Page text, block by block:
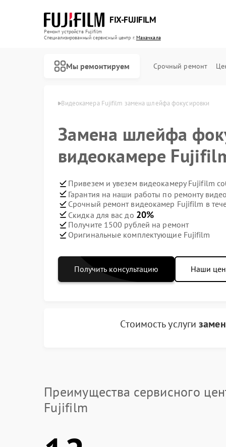
FIX-FUJIFILM
Ремонт устройств Fujifilm
Специализированный cервисный центр г.Махачкала
Мы ремонтируем Срочный ремонт
Видеокамера Fujifilm замена шлейфа фокусировки
Замена шлейфа
видеокамере
Привезем и увезем видеокамеру Fujifilm
Гарантия на наши работы по ремонту
Срочный ремонт видеокамер Fujifilm в
Скидка для вас до 20%
Получите 1500 рублей на ремонт
Оригинальные комплектующие Fujifilm
Получить консультацию Наши
Стоимость услуги
Преимущества сервисного
Fujifilm